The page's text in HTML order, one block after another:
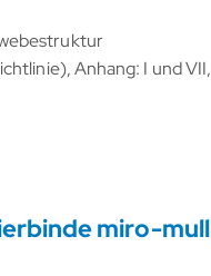
Anhang: I und VII,
miro-